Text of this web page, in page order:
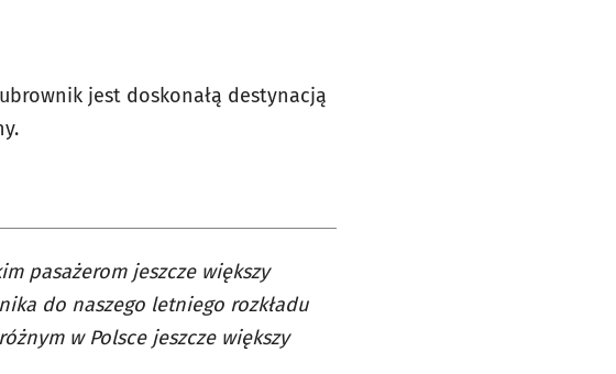
jest doskonałą destynacją
pasażerom jeszcze większy
do naszego letniego rozkładu
w Polsce jeszcze większy